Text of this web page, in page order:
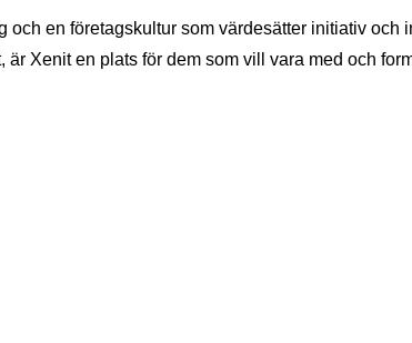
en företagskultur som värdesätter initiativ och
Xenit en plats för dem som vill vara med och